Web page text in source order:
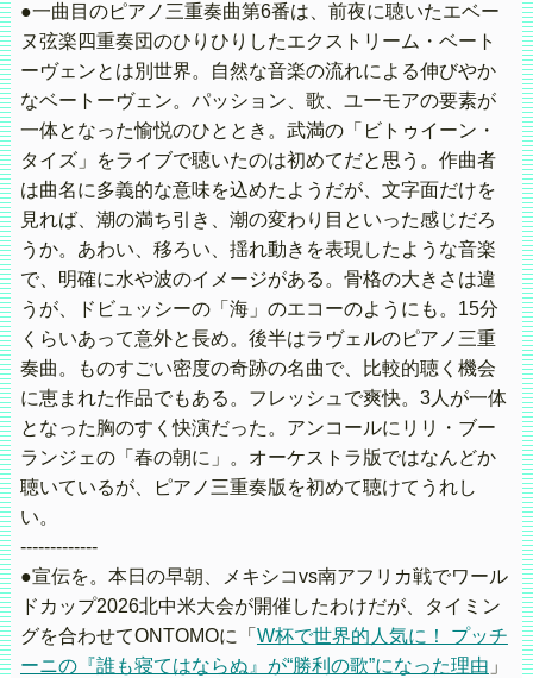
●一曲目のピアノ三重奏曲第6番は、前夜に聴いたエベー
ヌ弦楽四重奏団のひりひりしたエクストリーム・ベート
ーヴェンとは別世界。自然な音楽の流れによる伸びやか
なベートーヴェン。パッション、歌、ユーモアの要素が
一体となった愉悦のひととき。武満の「ビトゥイーン・
タイズ」をライブで聴いたのは初めてだと思う。作曲者
は曲名に多義的な意味を込めたようだが、文字面だけを
見れば、潮の満ち引き、潮の変わり目といった感じだろ
うか。あわい、移ろい、揺れ動きを表現したような音楽
で、明確に水や波のイメージがある。骨格の大きさは違
うが、ドビュッシーの「海」のエコーのようにも。15分
くらいあって意外と長め。後半はラヴェルのピアノ三重
奏曲。ものすごい密度の奇跡の名曲で、比較的聴く機会
に恵まれた作品でもある。フレッシュで爽快。3人が一体
となった胸のすく快演だった。アンコールにリリ・ブー
ランジェの「春の朝に」。オーケストラ版ではなんどか
聴いているが、ピアノ三重奏版を初めて聴けてうれし
い。
-------------
●宣伝を。本日の早朝、メキシコvs南アフリカ戦でワール
ドカップ2026北中米大会が開催したわけだが、タイミン
グを合わせてONTOMOに「 W杯で世界的人気に！ プッチ
ーニの『誰も寝てはならぬ』が“勝利の歌”になった理由 」